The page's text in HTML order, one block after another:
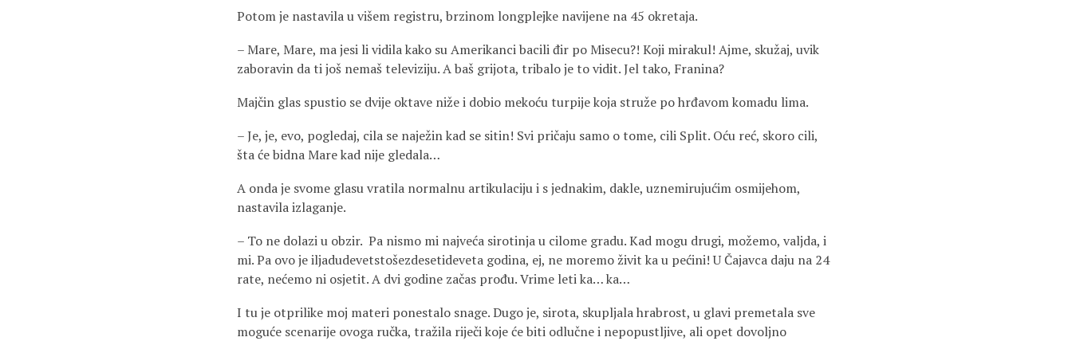
Potom je nastavila u višem registru, brzinom longplejke navijene na 45 okretaja.
– Mare, Mare, ma jesi li vidila kako su Amerikanci bacili đir po Misecu?! Koji mirakul! Ajme, skužaj, uvik
zaboravin da ti još nemaš televiziju. A baš grijota, tribalo je to vidit. Jel tako, Franina?
Majčin glas spustio se dvije oktave niže i dobio mekoću turpije koja struže po hrđavom komadu lima.
– Je, je, evo, pogledaj, cila se naježin kad se sitin! Svi pričaju samo o tome, cili Split. Oću reć, skoro cili,
šta će bidna Mare kad nije gledala…
A onda je svome glasu vratila normalnu artikulaciju i s jednakim, dakle, uznemirujućim osmijehom,
nastavila izlaganje.
– To ne dolazi u obzir. Pa nismo mi najveća sirotinja u cilome gradu. Kad mogu drugi, možemo, valjda, i
mi. Pa ovo je iljadudevetstošezdesetideveta godina, ej, ne moremo živit ka u pećini! U Čajavca daju na 24
rate, nećemo ni osjetit. A dvi godine začas prođu. Vrime leti ka… ka…
I tu je otprilike moj materi ponestalo snage. Dugo je, sirota, skupljala hrabrost, u glavi premetala sve
moguće scenarije ovoga ručka, tražila riječi koje će biti odlučne i nepopustljive, ali opet dovoljno